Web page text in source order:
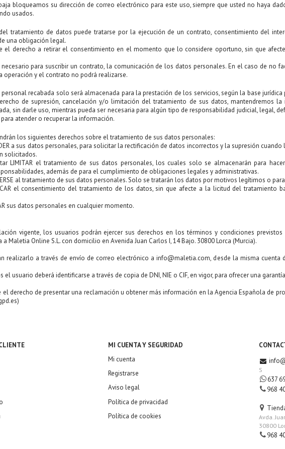
bloqueamos su dirección de correo electrónico para este uso, siempre que usted no haya
usados.
tratamiento de datos puede tratarse por la ejecución de un contrato, consentimiento del
una obligación legal.
el derecho a retirar el consentimiento en el momento que lo considere oportuno, sin que
para suscribir un contrato, la comunicación de los datos personales. En el caso de no
operación y el contrato no podrá realizarse.
recabada solo será almacenada para la prestación de los servicios, según la base
de supresión, cancelación y/o limitación del tratamiento de sus datos, mantendremos
sin darle uso, mientras pueda ser necesaria para algún tipo de responsabilidad judicial, legal,
atender o recuperar la información.
los siguientes derechos sobre el tratamiento de sus datos personales:
a sus datos personales, para solicitar la rectificación de datos incorrectos y la supresión
solicitados.
LIMITAR el tratamiento de sus datos personales, los cuales solo se almacenarán para
además de para el cumplimiento de obligaciones legales y administrativas.
al tratamiento de sus datos personales. Solo se tratarán los datos por motivos legítimos o
el consentimiento del tratamiento de los datos, sin que afecte a la licitud del tratamiento
sus datos personales en cualquier momento.
vigente, los usuarios podrán ejercer sus derechos en los términos y condiciones
a Maletia Online S.L. con domicilio en Avenida Juan Carlos I, 14 Bajo. 30800 Lorca (Murcia).
realizarlo a través de envío de correo electrónico a info@maletia.com, desde la misma
el usuario deberá identificarse a través de copia de DNI, NIE o CIF, en vigor, para ofrecer una
el derecho de presentar una reclamación u obtener más información en la Agencia Española de
MI CUENTA Y SEGURIDAD
Mi cuenta
Registrarse
Aviso legal
Política de privacidad
Política de cookies
S
637
968
Avda.
30800
968